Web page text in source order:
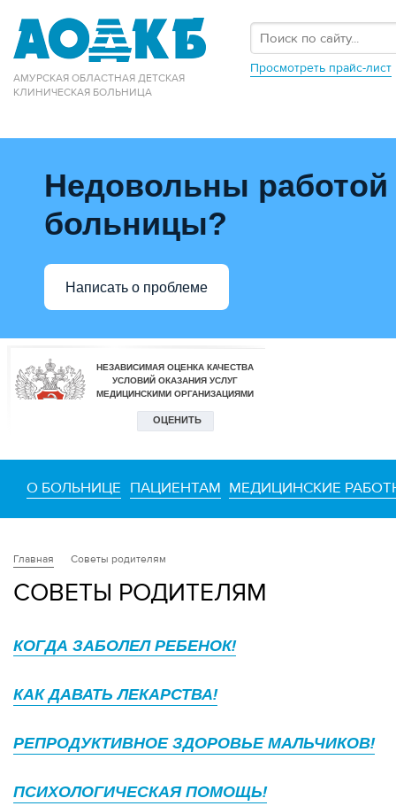
АМУРСКАЯ ОБЛАСТНАЯ ДЕТСКАЯ
КЛИНИЧЕСКАЯ БОЛЬНИЦА
Просмотреть прайс-лист
Недовольны работой
больницы?
Написать о проблеме
О БОЛЬНИЦЕ ПАЦИЕНТАМ МЕДИЦИНСКИЕ
Главная Советы родителям
СОВЕТЫ РОДИТЕЛЯМ
КОГДА ЗАБОЛЕЛ РЕБЕНОК!
КАК ДАВАТЬ ЛЕКАРСТВА!
РЕПРОДУКТИВНОЕ ЗДОРОВЬЕ МАЛЬЧИКОВ!
ПСИХОЛОГИЧЕСКАЯ ПОМОЩЬ!